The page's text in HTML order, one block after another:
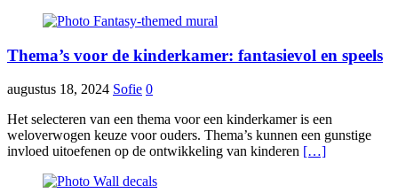
Thema’s voor de kinderkamer: fantasievol en speels
augustus 18, 2024 Sofie 0
Het selecteren van een thema voor een kinderkamer is een
weloverwogen keuze voor ouders. Thema’s kunnen een gunstige
invloed uitoefenen op de ontwikkeling van kinderen […]